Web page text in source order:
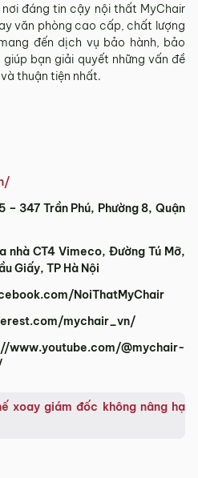
đáng tin cậy nội thất MyChair
văn phòng cao cấp, chất lượng
đến dịch vụ bảo hành, bảo
bạn giải quyết những vấn đề
thuận tiện nhất.
– 347 Trần Phú, Phường 8, Quận
nhà CT4 Vimeco, Đường Tú Mỡ,
Giấy, TP Hà Nội
NoiThatMyChair
mychair_vn/
www.youtube.com/@mychair-
xoay giám đốc không nâng hạ